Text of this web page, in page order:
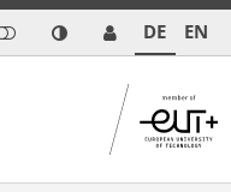
DE EN